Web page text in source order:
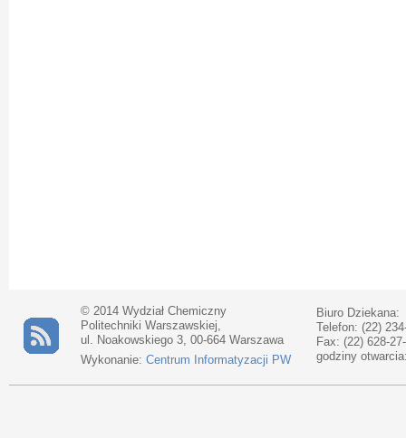
© 2014 Wydział Chemiczny
Politechniki Warszawskiej,
ul. Noakowskiego 3, 00-664 Warszawa
Wykonanie: Centrum Informatyzacji PW
Biuro Dziekana:
Telefon: (22)
Fax: (22) 628-
godziny